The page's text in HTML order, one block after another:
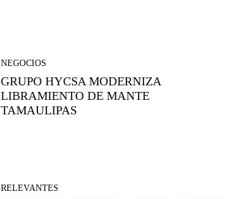
NEGOCIOS
GRUPO HYCSA MODERNIZA
LIBRAMIENTO DE MANTE
TAMAULIPAS
RELEVANTES